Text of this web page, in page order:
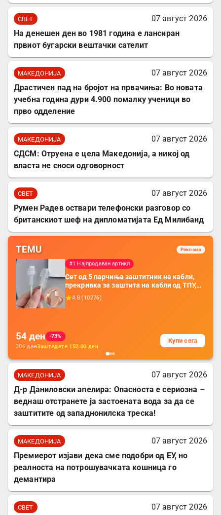
СВЕТ
07 август 2026
На денешен ден во 1981 година е лансиран
првиот бугарски вештачки сателит
МАКЕДОНИЈА
07 август 2026
Драстичен пад на бројот на првачиња: Во новата
учебна година дури 4.900 помалку ученици во
прво одделение
МАКЕДОНИЈА
07 август 2026
СДСМ: Отруена е цела Македонија, а никој од
власта не сноси одговорност
СВЕТ
07 август 2026
Румен Радев оствари телефонски разговор со
британскиот шеф на дипломатијата Ед Милибанд
TEMU Реклама
#1 Најпродаван артикл
Сет од 5 парчиња заштитник на кабли,
прекривка за заштита на кабли од ТПУ,
додатоци за заштита на кабли, без
батерија, за мобилни телефони, комплет
4.8 ( 10276)
54 ден
-73%
206денЗаштедете 152.00 ден
Купи сега
МАКЕДОНИЈА
07 август 2026
Д-р Даниловски апелира: Опасноста е сериозна –
веднаш отстранете ја застоената вода за да се
заштитите од западнонилска треска!
МАКЕДОНИЈА
07 август 2026
Премиерот изјави дека сме подобри од ЕУ, но
реалноста на потрошувачката кошница го
демантира
СВЕТ
07 август 2026